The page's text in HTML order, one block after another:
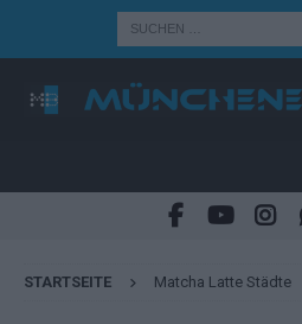
STARTSEITE Matcha Latte Städte